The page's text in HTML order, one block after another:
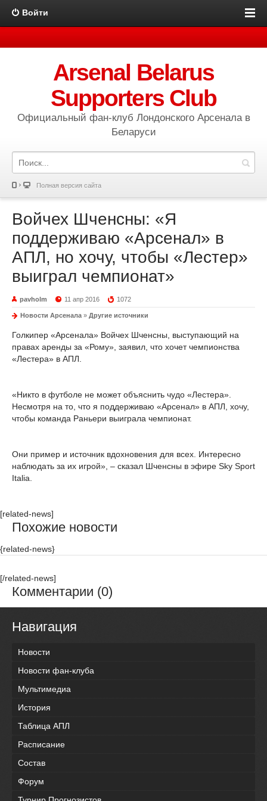
Войти
Arsenal Belarus
Supporters Club
Официальный фан-клуб Лондонского Арсенала в
Беларуси
Полная версия сайта
Войчех Шченсны: «Я
поддерживаю «Арсенал» в
АПЛ, но хочу, чтобы «Лестер»
выиграл чемпионат»
pavholm 11 апр 2016 1072
Новости Арсенала » Другие источники
Голкипер «Арсенала» Войчех Шченсны, выступающий на
правах аренды за «Рому», заявил, что хочет чемпионства
«Лестера» в АПЛ.
«Никто в футболе не может объяснить чудо «Лестера».
Несмотря на то, что я поддерживаю «Арсенал» в АПЛ, хочу,
чтобы команда Раньери выиграла чемпионат.
Они пример и источник вдохновения для всех. Интересно
наблюдать за их игрой», – сказал Шченсны в эфире Sky Sport
Italia.
[related-news]
Похожие новости
{related-news}
[/related-news]
Комментарии (0)
Навигация
Новости
Новости фан-клуба
Мультимедиа
История
Таблица АПЛ
Расписание
Состав
Форум